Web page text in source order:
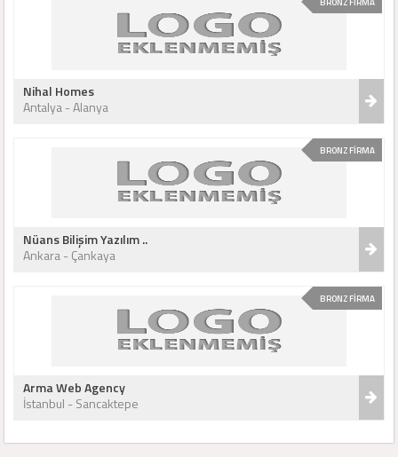
Nihal Homes
Antalya - Alanya
BRONZ FİRMA
Nüans Bilişim Yazılım ..
Ankara - Çankaya
BRONZ FİRMA
Arma Web Agency
İstanbul - Sancaktepe